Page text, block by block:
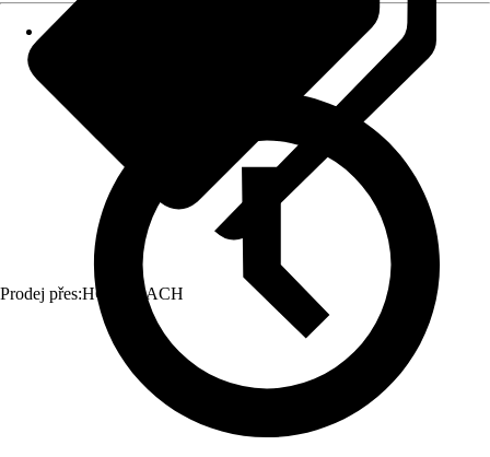
Prodej přes:HORNBACH